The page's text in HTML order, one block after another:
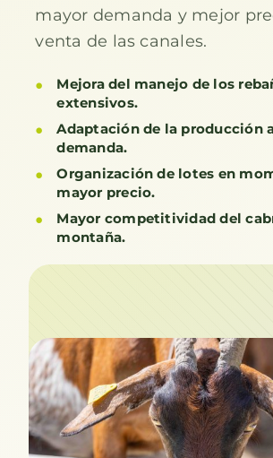
mayor demanda y mejor
venta de las canales.
Mejora del manejo de los
extensivos.
Adaptación de la producción
demanda.
Organización de lotes en
mayor precio.
Mayor competitividad del
montaña.